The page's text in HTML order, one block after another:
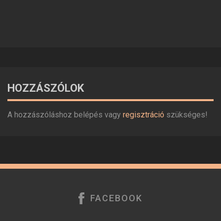
HOZZÁSZÓLOK
A hozzászóláshoz belépés vagy regisztráció szükséges!
FACEBOOK